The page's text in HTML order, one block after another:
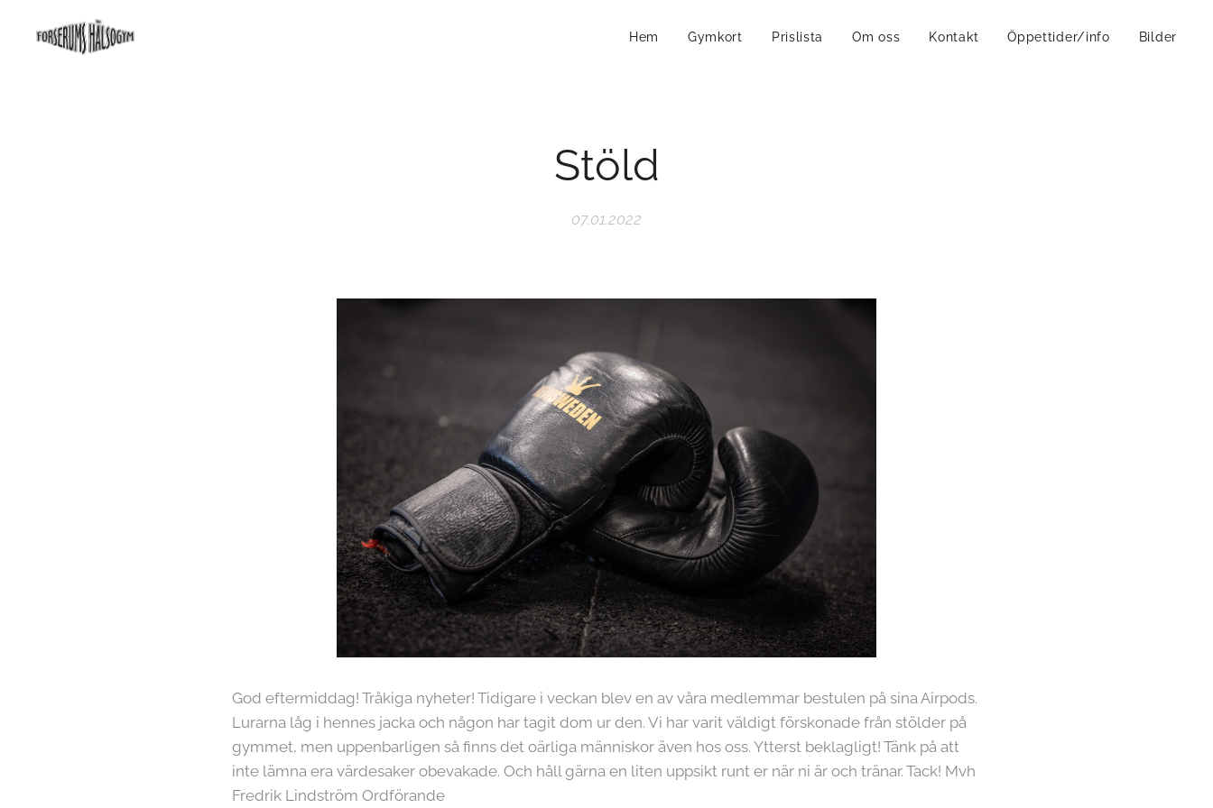
Hem Gymkort Prislista Om oss Kontakt Öppettider/info Bilder
Stöld
07.01.2022
God eftermiddag! Tråkiga nyheter! Tidigare i veckan blev en av våra medlemmar bestulen på sina Airpods.
Lurarna låg i hennes jacka och någon har tagit dom ur den. Vi har varit väldigt förskonade från stölder på
gymmet, men uppenbarligen så finns det oärliga människor även hos oss. Ytterst beklagligt! Tänk på att
inte lämna era värdesaker obevakade. Och håll gärna en liten uppsikt runt er när ni är och tränar. Tack! Mvh
Fredrik Lindström Ordförande